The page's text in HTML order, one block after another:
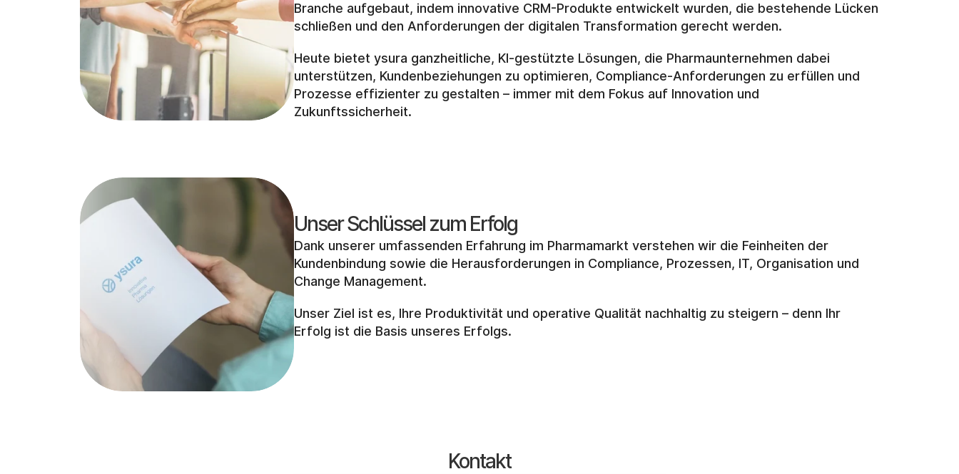
Branche aufgebaut, indem innovative CRM-Produkte entwickelt wurden, die bestehende Lücken
schließen und den Anforderungen der digitalen Transformation gerecht werden.
Heute bietet ysura ganzheitliche, KI-gestützte Lösungen, die Pharmaunternehmen dabei
unterstützen, Kundenbeziehungen zu optimieren, Compliance-Anforderungen zu erfüllen und
Prozesse effizienter zu gestalten – immer mit dem Fokus auf Innovation und
Zukunftssicherheit.
Unser Schlüssel zum Erfolg
Dank unserer umfassenden Erfahrung im Pharmamarkt verstehen wir die Feinheiten der
Kundenbindung sowie die Herausforderungen in Compliance, Prozessen, IT, Organisation und
Change Management.
Unser Ziel ist es, Ihre Produktivität und operative Qualität nachhaltig zu steigern – denn Ihr
Erfolg ist die Basis unseres Erfolgs.
Kontakt